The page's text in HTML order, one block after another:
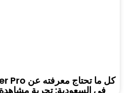
في السعودية: تجربة مشاهدة